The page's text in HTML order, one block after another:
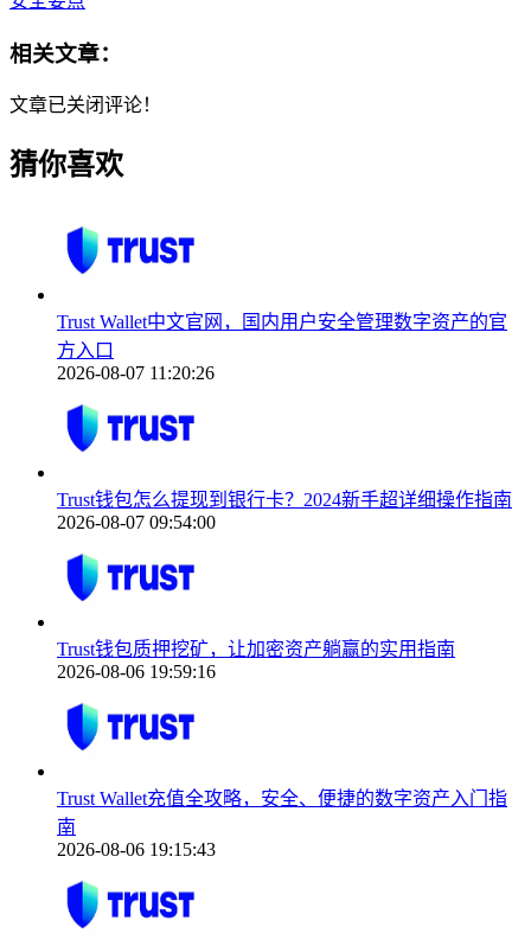
相关文章：
文章已关闭评论！
猜你喜欢
Trust Wallet中文官网，国内用户安全管理数字资产的官
方入口
2026-08-07 11:20:26
Trust钱包怎么提现到银行卡？2024新手超详细操作指南
2026-08-07 09:54:00
Trust钱包质押挖矿，让加密资产躺赢的实用指南
2026-08-06 19:59:16
Trust Wallet充值全攻略，安全、便捷的数字资产入门指
南
2026-08-06 19:15:43